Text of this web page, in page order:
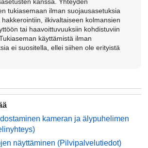
tukiasemaan ilman suojausasetuksia
ilkivaltaiseen kolmansien
tai haavoittuvuuksiin kohdistuviin
käyttämistä ilman
ei suositella, ellei siihen ole erityistä
kameran ja älypuhelimen
)
näyttäminen (Pilvipalvelutiedot)